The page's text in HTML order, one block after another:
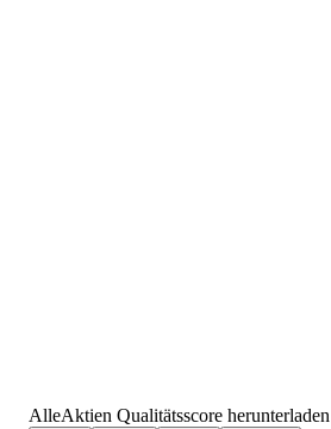
AlleAktien Qualitätsscore herunterladen